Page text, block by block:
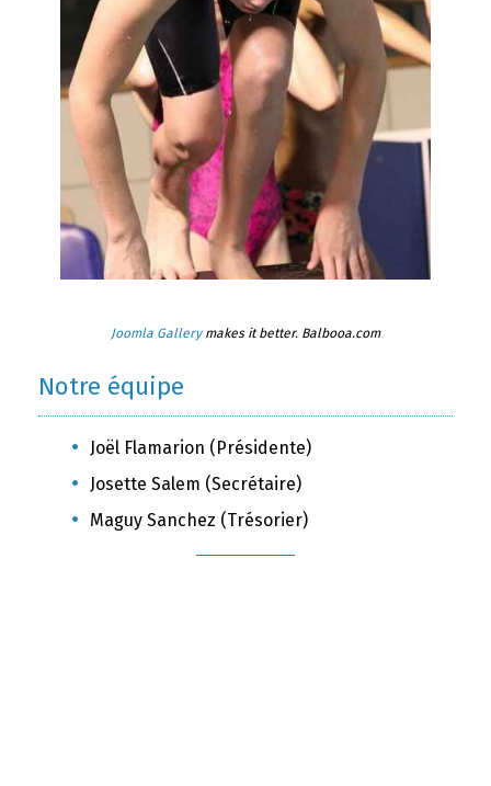
Joomla Gallerymakes it better. Balbooa.com
Notre équipe
Joël Flamarion (Présidente)
Josette Salem (Secrétaire)
Maguy Sanchez (Trésorier)